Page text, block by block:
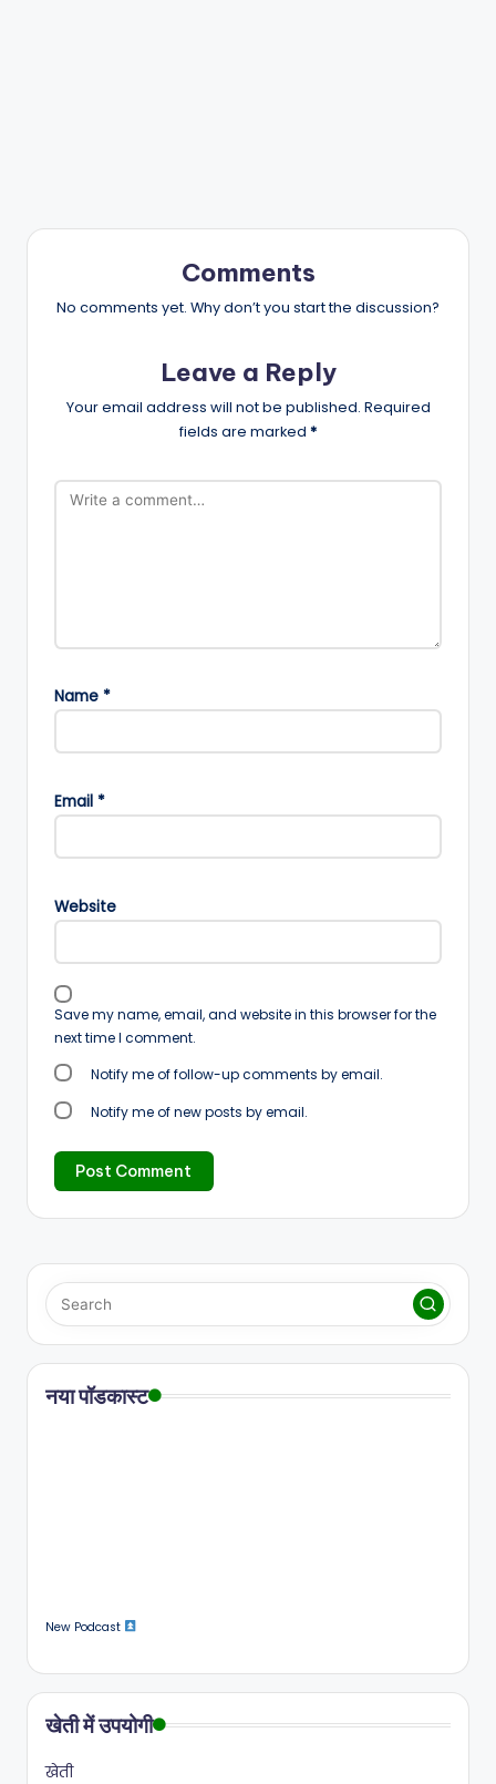
Comments
No comments yet. Why don’t you start the discussion?
Leave a Reply
Your email address will not be published. Required
fields are marked *
Name *
Email *
Website
Save my name, email, and website in this browser for the
next time I comment.
Notify me of follow-up comments by email.
Notify me of new posts by email.
नया पॉडकास्ट
New Podcast
खेती में उपयोगी
खेती